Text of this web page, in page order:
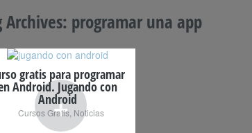
Archives: programar una app
+
gratis para programar
Android. Jugando con
Android
Cursos Gratis, Noticias